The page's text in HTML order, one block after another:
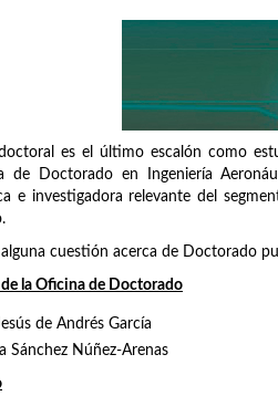
es el último escalón como
de Doctorado en Ingeniería
e investigadora relevante del
cuestión acerca de Doctorado
de la Oficina de Doctorado
de Andrés García
Sánchez Núñez-Arenas